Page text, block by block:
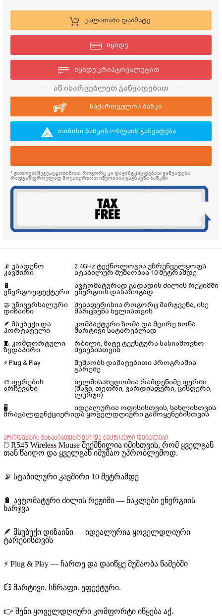
კალათაში დაამატე
იყიდე
იყიდე კრიპტოვალუტით
ან ისარგებლეთ განვადებით
საქართველოს ბანკი
თიბისი ბანკის ონლაინ განვადება
* გთხოვთ შეგვატყობინოთ, როგორც კი დაგიმტკიცდებათ განვადება,
რადგან დროულად მოვახერხოთ ინვოისის გაგზავნა ბანკში
📡 უსადენო
კავშირი
2.4GHz ტექნოლოგია უზრუნველყოფს
სტაბილურ მუშაობას 10 მეტრამდე
🔋
ენერგოეფექტური
ავტომატურად გადადის ძილის რეჟიმში
ენერგიის დასაზოგად
🤝 უნივერსალური
დიზაინი
შესაფერისია როგორც მარჯვენა, ისე
მარცხენა ხელისთვის
🪶 მსუბუქი და
პორტატული
კომპაქტური ზომა და მცირე წონა
მარტივი სატარებლად
🧵 კომფორტული
ზედაპირი
რბილი, მატე ტექსტურა სასიამოვნო
შეხებისთვის
⚡ Plug & Play
მუშაობს დამატებითი პროგრამის
გარეშე
🎨 ფერების
არჩევანი
ხელმისაწვდომია რამდენიმე ფერში
(შავი, თეთრი, ვარდისფერი, ცისფერი,
ლურჯი)
🖥️
მრავალფუნქციური
იდეალურია ოფისისთვის, სახლისთვის
და ყოველდღიური გამოყენებისთვის
პროდუქტის მახასიათებლები და ტექნიკური დეტალები
🖱️ R545 Wireless Mouseშექმნილია იმისთვის, რომ ყველგან
თან წაიღო და ყველგან იმუშაო უპრობლემოდ.
📡 სტაბილური კავშირი 10 მეტრამდე
🔋 ავტომატური ძილის რეჟიმი — ნაკლები ენერგიის
ხარჯვა
🪶 მსუბუქი დიზაინი — იდეალურია ყოველდღიური
ტარებისთვის
⚡ Plug & Play — ჩართე და დაიწყე მუშაობა წამებში
💥 მარტივი. სწრაფი. ეფექტური.
👉 შენი ყოველდღიური კომფორტი იწყება აქ.